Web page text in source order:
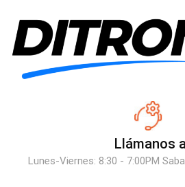
Llámanos
Lunes-Viernes: 8:30 - 7:00PM